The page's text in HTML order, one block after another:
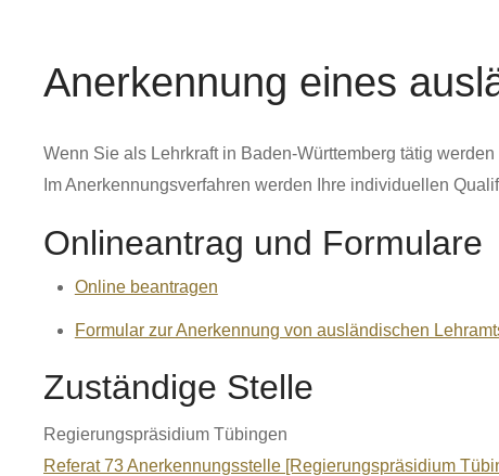
Anerkennung eines
Wenn Sie als Lehrkraft in Baden-Württemberg tätig
Im Anerkennungsverfahren werden Ihre individuellen
Onlineantrag und Formulare
Online beantragen
Formular zur Anerkennung von ausländischen
Zuständige Stelle
Regierungspräsidium Tübingen
Referat 73 Anerkennungsstelle [Regierungspräsidium